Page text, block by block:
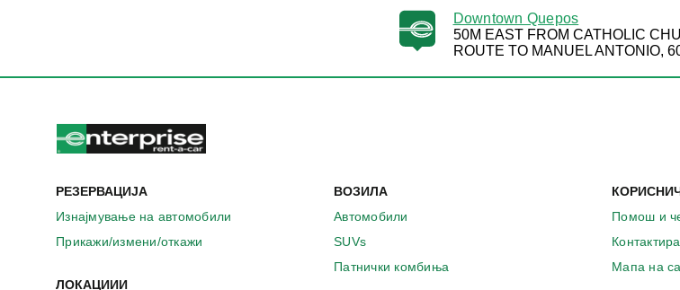
Downtown Quepos
50M EAST FROM CATHOLIC
ROUTE TO MANUEL ANTONIO,
РЕЗЕРВАЦИЈА
Изнајмување на автомобили
Прикажи/измени/откажи
ЛОКАЦИИИ
ВОЗИЛА
Автомобили
SUVs
Патнички комбиња
Помош и
Мапа на